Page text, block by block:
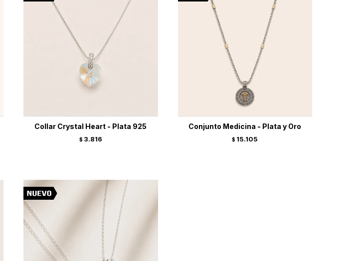
Collar Crystal Heart - Plata 925
$ 3.816
Conjunto Medicina - Plata y Oro
$ 15.105